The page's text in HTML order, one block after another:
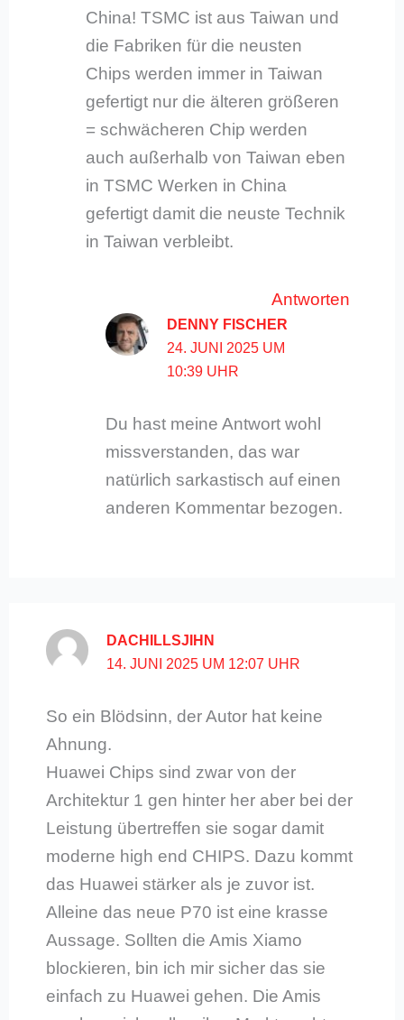
China! TSMC ist aus Taiwan und
die Fabriken für die neusten
Chips werden immer in Taiwan
gefertigt nur die älteren größeren
= schwächeren Chip werden
auch außerhalb von Taiwan eben
in TSMC Werken in China
gefertigt damit die neuste Technik
in Taiwan verbleibt.
Antworten
DENNY FISCHER
24. JUNI 2025 UM
10:39 UHR
Du hast meine Antwort wohl
missverstanden, das war
natürlich sarkastisch auf einen
anderen Kommentar bezogen.
DACHILLSJIHN
14. JUNI 2025 UM 12:07 UHR
So ein Blödsinn, der Autor hat keine
Ahnung.
Huawei Chips sind zwar von der
Architektur 1 gen hinter her aber bei der
Leistung übertreffen sie sogar damit
moderne high end CHIPS. Dazu kommt
das Huawei stärker als je zuvor ist.
Alleine das neue P70 ist eine krasse
Aussage. Sollten die Amis Xiamo
blockieren, bin ich mir sicher das sie
einfach zu Huawei gehen. Die Amis